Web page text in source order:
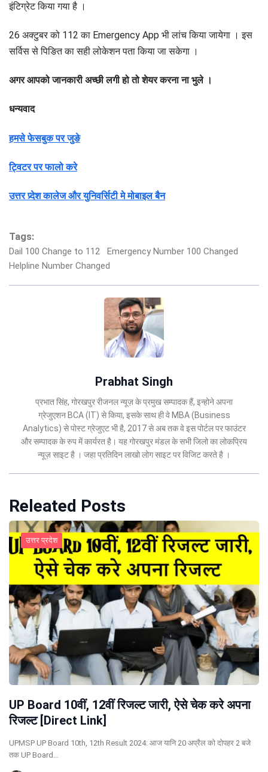
इंटिग्रेट किया गया है ।
26 अक्टुबर को 112 का Emergency App भी लांच किया जायेगा । इस
सर्विस से पिङित का सही लोकेशन पता किया जा सकेगा ।
अगर आपको जानकारी अच्छी लगी हो तो शेयर करना ना भुले ।
धन्यवाद
हमसे फेसबुक पर जुङे
ट्विटर पर फालो करे
उत्तर प्र्देश कालेज और युनिवर्सिटी मे मोबाइल बैन
Tags:
Dail 100 Change to 112
Emergency Number 100 Changed
Helpline Number Changed
Prabhat Singh
प्रभात सिंह, गोरखपुर रीजनल न्यूज़ के प्रमुख सम्पादक हैं, इन्होने अपना
ग्रेजुएशन BCA (IT) से किया, इसके साथ ही वे MBA (Business
Analytics) से पोस्ट ग्रेजुएट भी है, 2017 से अब तक वे इस पोर्टल पर फाउंटर
और सम्पादक के रुप में कार्यरत है। यह गोरखपुर मंडल के सभी जिलो का लोकप्रिय
न्यूज़ साइट है । जहा प्रतिदिन लाखो लोग साइट पर विजिट करते है ।
Releated Posts
उत्तर प्रदेश
UP Board 10वीं, 12वीं रिजल्ट जारी, ऐसे चेक करे अपना
रिजल्ट [Direct Link]
UPMSP UP Board 10th, 12th Result 2024: आज यानि 20 अप्रैल को दोपहर 2 बजे
तक UP Board…